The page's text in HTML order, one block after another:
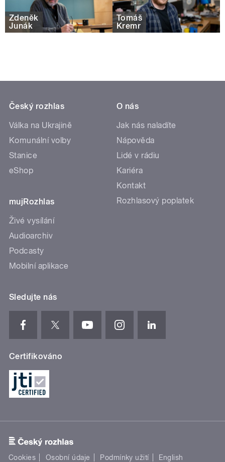
Zdeněk
Junák
Tomáš
Kremr
Český rozhlas
Válka na Ukrajině
Komunální volby
Stanice
eShop
mujRozhlas
Živé vysílání
Audioarchiv
Podcasty
Mobilní aplikace
O nás
Jak nás naladíte
Nápověda
Lidé v rádiu
Kariéra
Kontakt
Rozhlasový poplatek
Sledujte nás
Certifikováno
Cookies Osobní údaje Podmínky užití English